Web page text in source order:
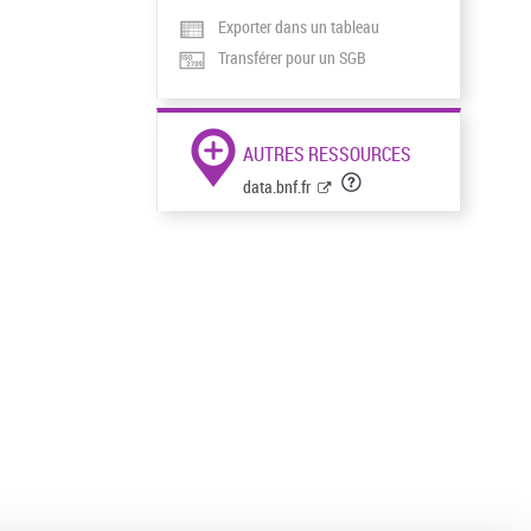
Exporter dans un tableau
Transférer pour un SGB
AUTRES RESSOURCES
data.bnf.fr